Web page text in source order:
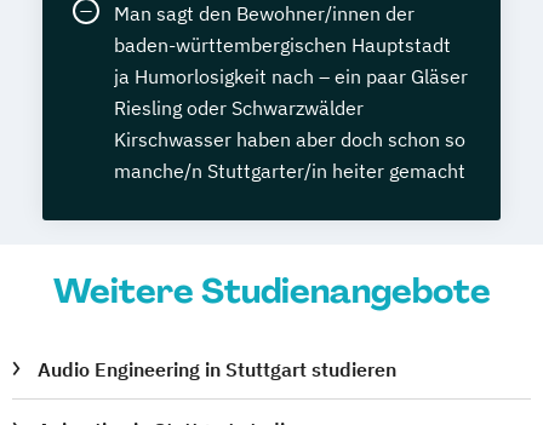
Man sagt den Bewohner/innen der
baden-württembergischen Hauptstadt
ja Humorlosigkeit nach – ein paar Gläser
Riesling oder Schwarzwälder
Kirschwasser haben aber doch schon so
manche/n Stuttgarter/in heiter gemacht
Weitere Studienangebote
Audio Engineering in Stuttgart studieren